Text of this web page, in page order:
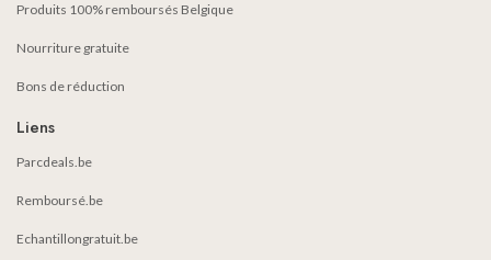
Produits 100% remboursés Belgique
Nourriture gratuite
Bons de réduction
Liens
Parcdeals.be
Remboursé.be
Echantillongratuit.be